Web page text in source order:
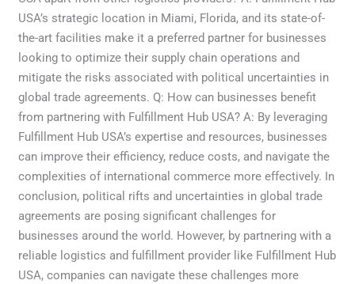
USA’s strategic location in Miami, Florida, and its state-of-
the-art facilities make it a preferred partner for businesses
looking to optimize their supply chain operations and
mitigate the risks associated with political uncertainties in
global trade agreements. Q: How can businesses benefit
from partnering with Fulfillment Hub USA? A: By leveraging
Fulfillment Hub USA’s expertise and resources, businesses
can improve their efficiency, reduce costs, and navigate the
complexities of international commerce more effectively. In
conclusion, political rifts and uncertainties in global trade
agreements are posing significant challenges for
businesses around the world. However, by partnering with a
reliable logistics and fulfillment provider like Fulfillment Hub
USA, companies can navigate these challenges more